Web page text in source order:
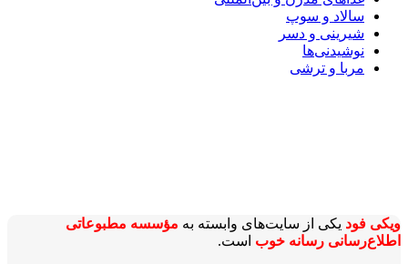
سالاد و سوپ
شیرینی و دسر
نوشیدنی‌ها
مربا و ترشی
ویکی‌ فود یکی از سایت‌های وابسته به مؤسسه مطبوعاتی
اطلاع‌رسانی رسانه خوب است.